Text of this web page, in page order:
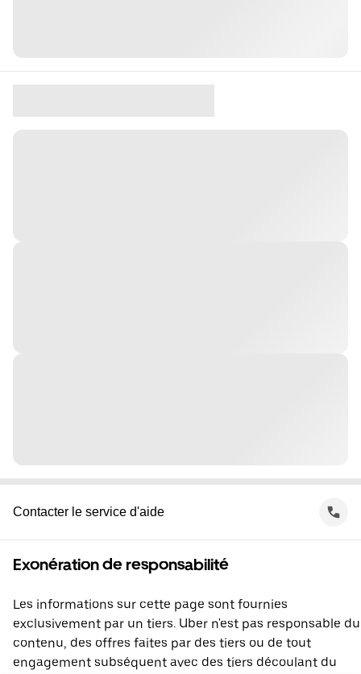
Contacter le service d'aide
Exonération de responsabilité
Les informations sur cette page sont fournies
exclusivement par un tiers. Uber n'est pas responsable du
contenu, des offres faites par des tiers ou de tout
engagement subséquent avec des tiers découlant du